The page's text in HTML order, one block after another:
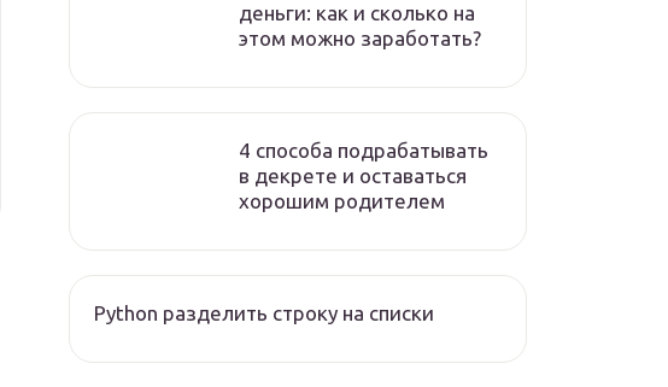
деньги: как и сколько на
этом можно заработать?
4 способа подрабатывать
в декрете и оставаться
хорошим родителем
Python разделить строку на списки